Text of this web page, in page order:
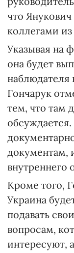
что
коллегами
Указывая на
она будет
Гончарук
тем, что там
документам,
внутреннего
Кроме того,
Украина
подавать
вопросам,
интересуют,